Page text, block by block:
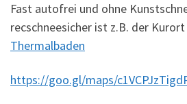
Fast autofrei und ohne
recschneesicher ist z.B. der Kurort
Thermalbaden
https://goo.gl/maps/